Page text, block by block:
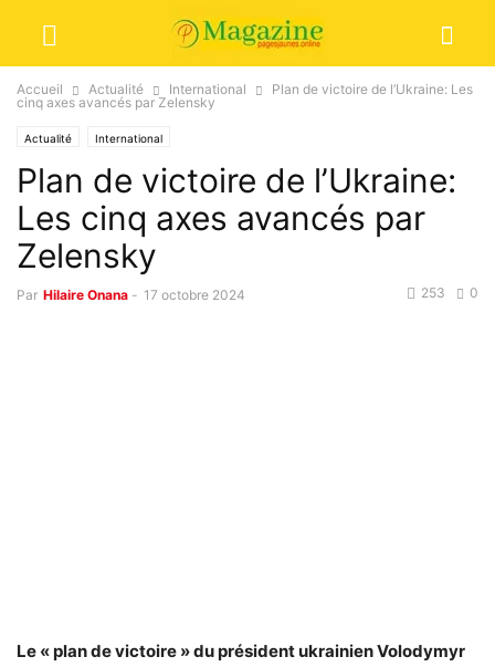
Accueil Actualité International
Plan de victoire de l’Ukraine: Les
cinq axes avancés par Zelensky
Actualité International
Plan de victoire de l’Ukraine:
Les cinq axes avancés par
Zelensky
Par Hilaire Onana - 17 octobre 2024 0
253
Le « plan de victoire » du président ukrainien Volodymyr